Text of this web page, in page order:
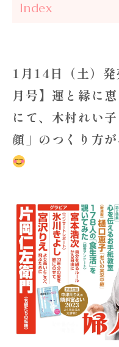
Index
1月14日（土）
月号】運と縁に
にて、木村れい
顔」のつくり方